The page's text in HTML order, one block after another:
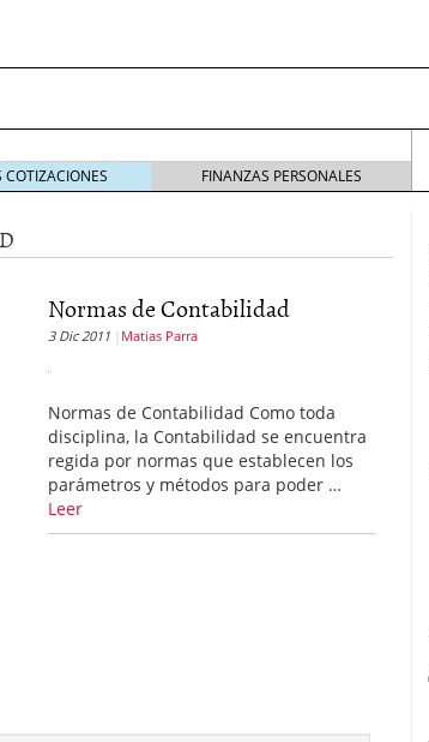
en Colombia julio 16, 2013
mayo 30, 2013
COTIZACIONES FINANZAS PERSONALES
Normas de Contabilidad
3 Dic 2011 Matias Parra
Normas de Contabilidad Como toda
disciplina, la Contabilidad se encuentra
regida por normas que establecen los
parámetros y métodos para poder …
Leer